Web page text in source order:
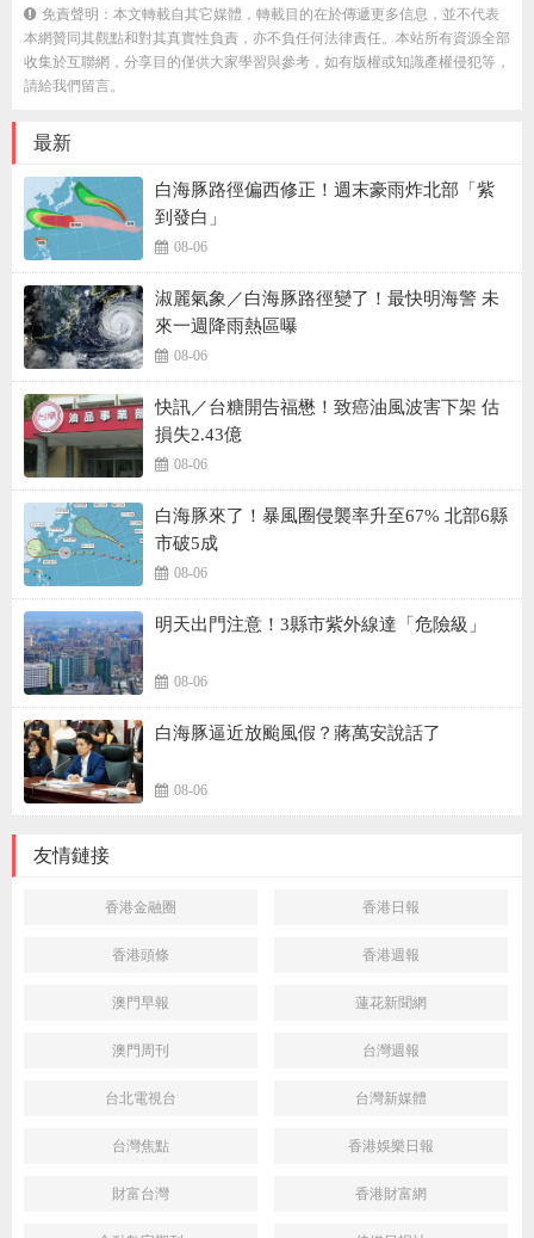
免責聲明：本文轉載自其它媒體，轉載目的在於傳遞更多信息，並不代表
本網贊同其觀點和對其真實性負責，亦不負任何法律責任。本站所有資源全部
收集於互聯網，分享目的僅供大家學習與參考，如有版權或知識產權侵犯等，
請給我們留言。
最新
白海豚路徑偏西修正！週末豪雨炸北部「紫
到發白」
08-06
淑麗氣象／白海豚路徑變了！最快明海警 未
來一週降雨熱區曝
08-06
快訊／台糖開告福懋！致癌油風波害下架 估
損失2.43億
08-06
白海豚來了！暴風圈侵襲率升至67% 北部6縣
市破5成
08-06
明天出門注意！3縣市紫外線達「危險級」
08-06
白海豚逼近放颱風假？蔣萬安說話了
08-06
友情鏈接
香港金融圈 香港日報
香港頭條 香港週報
澳門早報 蓮花新聞網
澳門周刊 台灣週報
台北電視台 台灣新媒體
台灣焦點 香港娛樂日報
財富台灣 香港財富網